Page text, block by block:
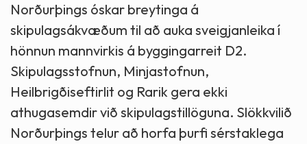
Norðurþings óskar breytinga á
skipulagsákvæðum til að auka sveigjanleika í
hönnun mannvirkis á byggingarreit D2.
Skipulagsstofnun, Minjastofnun,
Heilbrigðiseftirlit og Rarik gera ekki
athugasemdir við skipulagstillöguna. Slökkvilið
Norðurþings telur að horfa þurfi sérstaklega